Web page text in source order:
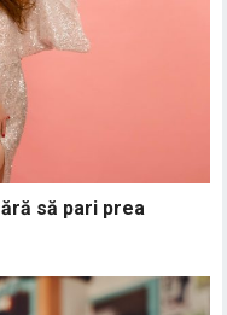
să pari prea